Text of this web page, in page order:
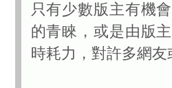
只有少數版主有機
的青睞，或是由版
時耗力，對許多網